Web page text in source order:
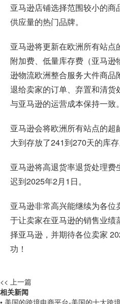
亚马逊店铺选择范围较小的
供应量的热门品牌。
亚马逊将更新在欧洲所有站
附加费、低量库存费（亚马逊
逊物流欧洲整合服务大件商品
退给卖家的订单、弃置和清货
与亚马逊的运营成本保持一致。
亚马逊会将欧洲所有站点的
大到存放了241到270天的库存
亚马逊将高退货率退货处理
迟到2025年2月1日。
亚马逊非常高兴能继续为各位
于让卖家在亚马逊的销售业
择亚马逊，并期待各位卖家
功！
<< 上一篇
相关新闻